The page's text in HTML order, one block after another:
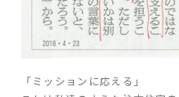
- 外構デザイン
性能
- 高断熱性能
「ミッションに応える」